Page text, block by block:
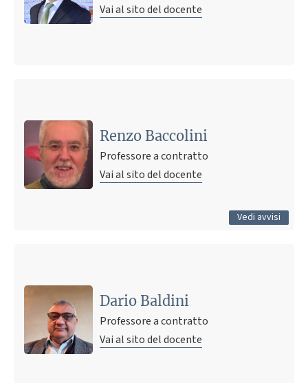
Vai al sito del docente
Renzo Baccolini
Professore a contratto
Vai al sito del docente
Vedi avvisi
6 dicembre 2022 16:14
Tutti gli avvisi
Dario Baldini
Professore a contratto
Vai al sito del docente